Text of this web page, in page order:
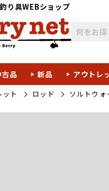
り具WEBショップ
古品 新品 アウトレ
ト ロッド ソルトウ